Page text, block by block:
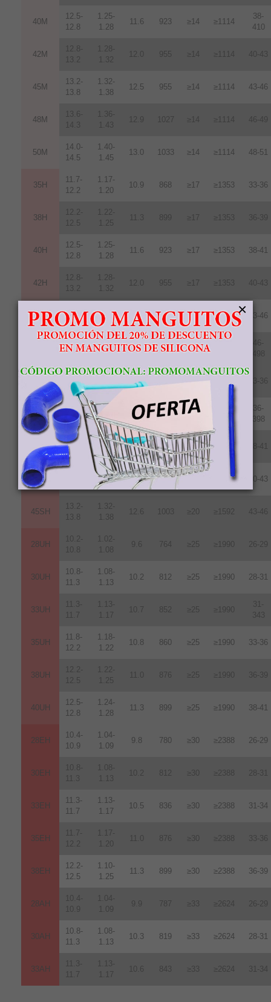
40M
12.5-
12.8
1.25-
1.28
11.6 923 ≥14 ≥1114
38-
410
42M
12.8-
13.2
1.28-
1.32
12.0 955 ≥14 ≥1114 40-43
45M
13.2-
13.8
1.32-
1.38
12.5 955 ≥14 ≥1114 43-46
48M
13.6-
14.3
1.36-
1.43
12.9 1027 ≥14 ≥1114 46-49
50M
14.0-
14.5
1.40-
1.45
13.0 1033 ≥14 ≥1114 48-51
35H
11.7-
12.2
1.17-
1.20
10.9 868 ≥17 ≥1353 33-36
38H
12.2-
12.5
1.22-
1.25
11.3 899 ≥17 ≥1353 36-39
40H
12.5-
12.8
1.25-
1.28
11.6 923 ≥17 ≥1353 38-41
42H
12.8-
13.2
1.28-
1.32
12 0 955 ≥17 ≥1353 40-43
45H
13.2-
13.6
1.32-
1.36
12.1 963 ≥17 ≥1353 43-46
13.7-
14.3
1.37-
1.43
12.5 995 ≥17
46-
498
35SH
11.7-
12.2
1.17-
1.22
11.0 ≥20 33-36
38SH
12.2-
12.5
1.22-
1.25
11.4 907 ≥20 ≥1592
36-
398
40SH
12.5-
12.8
1.24-
1.28
11.8 939 ≥20 ≥1592 38-41
42SH
1.289-
1.32
12.4 987 ≥1592 40-43
45SH
13.2-
13.8
1.32-
1.38
12.6 1003 ≥20 ≥1592 43-46
28UH
10.2-
10.8
1.02-
1.08
9.6 764 ≥25 ≥1990 26-29
30UH
10.8-
11.3
1.08-
1.13
10.2 812 ≥25 ≥1990 28-31
33UH
11.3-
11.7
1.13-
1.17
10.7 852 ≥25 ≥1990
31-
343
35UH
11.8-
12.2
1.18-
1.22
10.8 860 ≥25 ≥1990 33-36
38UH
12.2-
12.5
1.22-
1.25
11.0 876 ≥25 ≥1990 36-39
40UH
12.5-
12.8
1.24-
1.28
11.3 899 ≥25 ≥1990 38-41
28EH
10.4-
10.9
1.04-
1.09
9.8 780 ≥30 ≥2388 26-29
30EH
10.8-
11.3
1.08-
1.13
10.2 812 ≥30 ≥2388 28-31
33EH
11.3-
11.7
1.13-
1.17
10.5 836 ≥30 ≥2388 31-34
35EH
11.7-
12.2
1.17-
1.20
11.0 876 ≥30 ≥2388 33-36
38EH
12.2-
12.5
1.10-
1.25
11.3 899 ≥30 ≥2388 36-39
28AH
10.4-
10.9
1.04-
1.09
9.9 787 ≥33 ≥2624 26-29
30AH
10.8-
11.3
1.08-
1.13
10.3 819 ≥33 ≥2624 28-31
33AH
11.3-
11.7
1.13-
1.17
10.6 843 ≥33 ≥2624 31-34
×